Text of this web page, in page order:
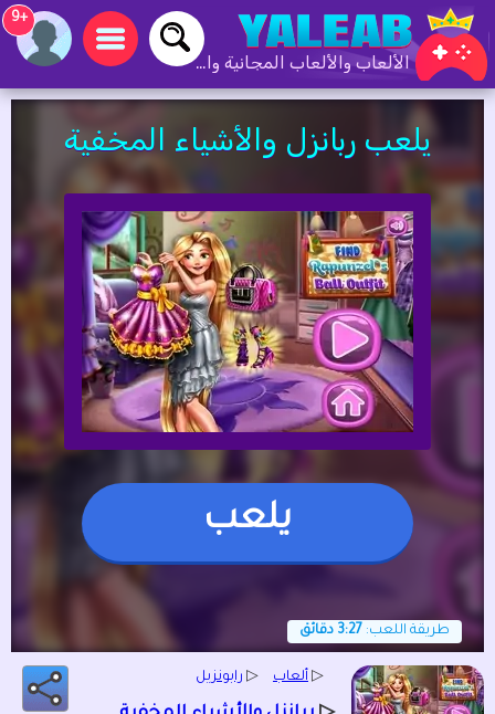
الألعاب والألعاب المجانية والألعاب عبر الإنترنت
+9
يلعب ربانزل والأشياء المخفية
يلعب
طريقة اللعب: 3:27 دقائق
▷ ألعاب ▷ رابونزيل